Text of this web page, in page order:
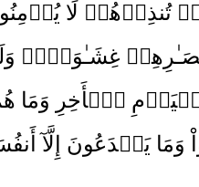
لَا يُؤۡمِنُونَ
غِشَـٰوَةٌ۬‌ۖ
ٱلۡأَخِرِ وَمَا هُم
وَمَا يَخۡدَعُونَ إِلَّآ